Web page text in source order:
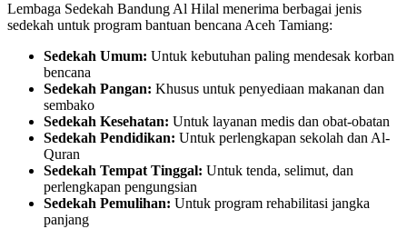
Lembaga Sedekah Bandung Al Hilal menerima berbagai jenis
sedekah untuk program bantuan bencana Aceh Tamiang:
Sedekah Umum: Untuk kebutuhan paling mendesak korban
bencana
Sedekah Pangan: Khusus untuk penyediaan makanan dan
sembako
Sedekah Kesehatan: Untuk layanan medis dan obat-obatan
Sedekah Pendidikan: Untuk perlengkapan sekolah dan Al-
Quran
Sedekah Tempat Tinggal: Untuk tenda, selimut, dan
perlengkapan pengungsian
Sedekah Pemulihan: Untuk program rehabilitasi jangka
panjang